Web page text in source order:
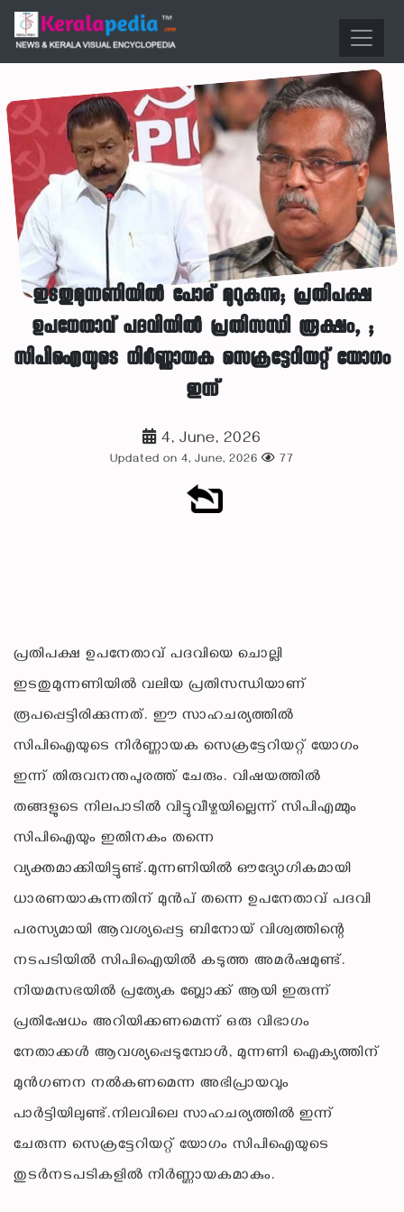
ഇടതുമുന്നണിയിൽ പോര് മുറുകുന്നു; പ്രതിപക്ഷ
ഉപനേതാവ് പദവിയിൽ പ്രതിസന്ധി രൂക്ഷം, ;
സിപിഐയുടെ നിർണ്ണായക സെക്രട്ടേറിയറ്റ് യോഗം
ഇന്ന്
4, June, 2026
Updated on 4, June, 2026 77
പ്രതിപക്ഷ ഉപനേതാവ് പദവിയെ ചൊല്ലി
ഇടതുമുന്നണിയിൽ വലിയ പ്രതിസന്ധിയാണ്
രൂപപ്പെട്ടിരിക്കുന്നത്. ഈ സാഹചര്യത്തിൽ
സിപിഐയുടെ നിർണ്ണായക സെക്രട്ടേറിയറ്റ് യോഗം
ഇന്ന് തിരുവനന്തപുരത്ത് ചേരും. വിഷയത്തിൽ
തങ്ങളുടെ നിലപാടിൽ വിട്ടുവീഴ്ചയില്ലെന്ന് സിപിഎമ്മും
സിപിഐയും ഇതിനകം തന്നെ
വ്യക്തമാക്കിയിട്ടുണ്ട്.മുന്നണിയിൽ ഔദ്യോഗികമായി
ധാരണയാകുന്നതിന് മുൻപ് തന്നെ ഉപനേതാവ് പദവി
പരസ്യമായി ആവശ്യപ്പെട്ട ബിനോയ് വിശ്വത്തിന്റെ
നടപടിയിൽ സിപിഐയിൽ കടുത്ത അമർഷമുണ്ട്.
നിയമസഭയിൽ പ്രത്യേക ബ്ലോക്ക് ആയി ഇരുന്ന്
പ്രതിഷേധം അറിയിക്കണമെന്ന് ഒരു വിഭാഗം
നേതാക്കൾ ആവശ്യപ്പെടുമ്പോൾ, മുന്നണി ഐക്യത്തിന്
മുൻഗണന നൽകണമെന്ന അഭിപ്രായവും
പാർട്ടിയിലുണ്ട്.നിലവിലെ സാഹചര്യത്തിൽ ഇന്ന്
ചേരുന്ന സെക്രട്ടേറിയറ്റ് യോഗം സിപിഐയുടെ
തുടർനടപടികളിൽ നിർണ്ണായകമാകും.